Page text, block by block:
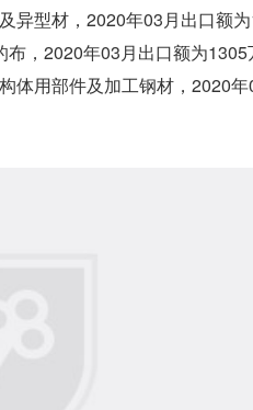
型材，2020年03月出口额为
，2020年03月出口额为1305
体用部件及加工钢材，2020